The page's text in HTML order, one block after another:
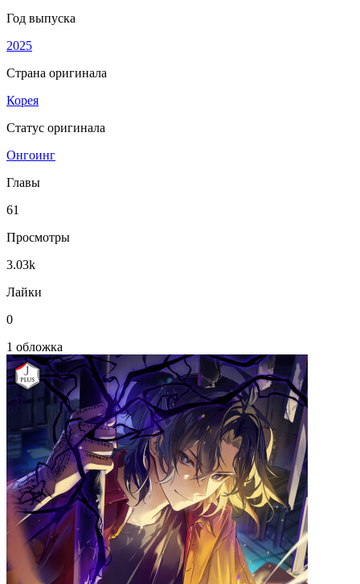
Год выпуска
2025
Страна оригинала
Корея
Статус оригинала
Онгоинг
Главы
61
Просмотры
3.03k
Лайки
0
1 обложка